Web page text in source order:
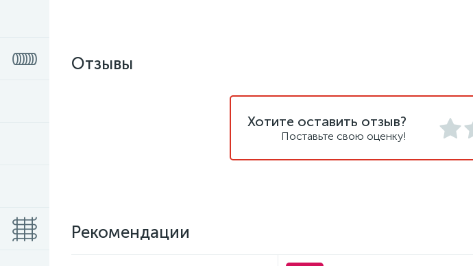
Отзывы
Хотите оставить отзыв?
Поставьте свою оценку!
Рекомендации